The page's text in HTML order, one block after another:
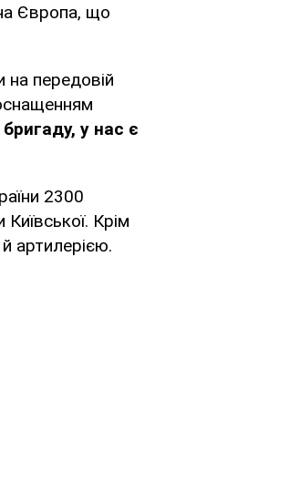
Європа, що
на передовій
у нас є
2300
Київської. Крім
артилерією.